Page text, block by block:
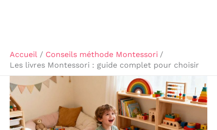
Accueil
Conseils méthode Montessori
Les livres Montessori : guide complet pour choisir